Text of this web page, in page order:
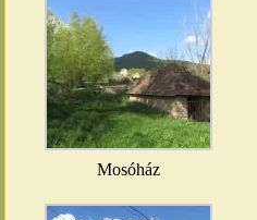
Mosóház